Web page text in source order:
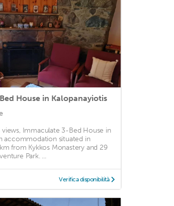
House in Kalopanayiotis
Immaculate 3-Bed House in
accommodation situated in
from Kykkos Monastery and 29
Park. ...
Verifica disponibilità